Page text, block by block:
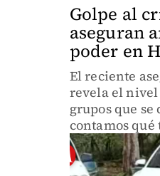
Golpe al
aseguran
poder en
El reciente
revela el
grupos que
contamos
localizadas